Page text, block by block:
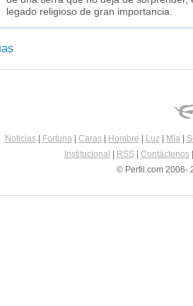
legado religioso de gran importancia.
Noticias| Fortuna| Caras| Hombre Luz| Mía|
Institucional
RSS| Contáctenos
© Perfil.com 2006-